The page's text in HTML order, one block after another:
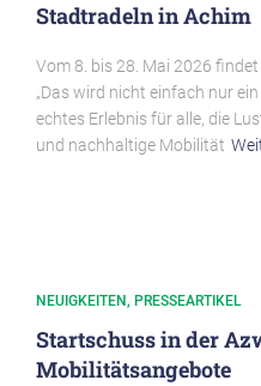
Stadtradeln in Achim
Vom 8. bis 28. Mai 2026
„Das wird nicht einfach nur
echtes Erlebnis für alle, die
und nachhaltige Mobilität
NEUIGKEITEN PRESSEARTIKEL
Startschuss in der
Mobilitätsangebote